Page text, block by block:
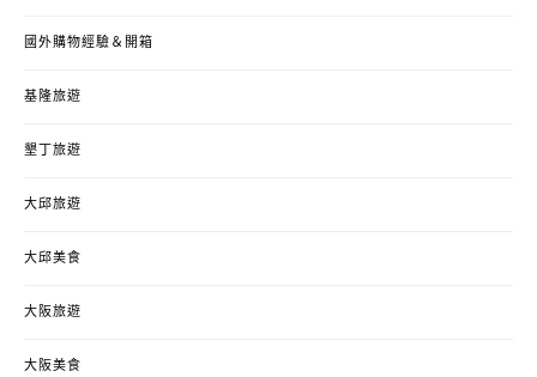
國外購物經驗＆開箱
基隆旅遊
墾丁旅遊
大邱旅遊
大邱美食
大阪旅遊
大阪美食